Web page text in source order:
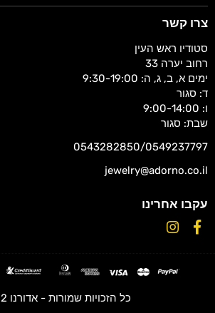
צרו קשר
סטודיו ראש העין
רחוב יערה 33
ימים א, ב, ג, ה: 9:30-19:00
ד: סגור
ו: 9:00-14:00
שבת: סגור
0543282850/0549237797
jewelry@adorno.co.il
עקבו אחרינו
Facebook
Instagram
כל הזכויות שמורות - אדורנו 2022